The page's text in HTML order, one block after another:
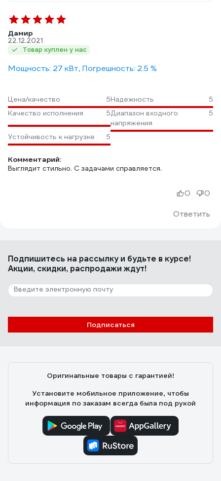
Дамир
22.12.2021
Товар куплен у нас
Мощность: 27 кВт, Погрешность: 2.5 %
Цена/качество 5Надежность
5
Качество исполнения
5Диапазон входного
напряжения
5
Устойчивость к нагрузке 5
Комментарий:
Выглядит стильно. С задачами справляется.
Ответить
0 0
Подпишитесь на рассылкуи будьте в курсе!
Акции, скидки, распродажи ждут!
Подписаться
Оригинальные товары с гарантией!
Установите мобильное приложение, чтобы
информация по заказам всегда была под рукой